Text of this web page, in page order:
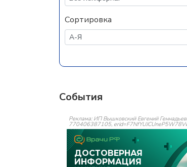
Сортировка
События
Реклама: ИП Вышковский Евгений
770406387105,